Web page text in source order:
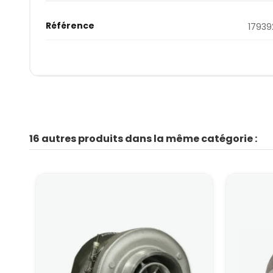
Référence
16 autres produits dans la même catégorie :